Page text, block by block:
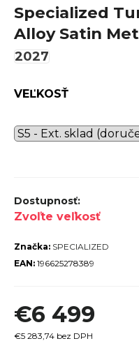
produktu
je
0,0
z
hviezdičiek.
Specialized
Alloy Satin
2027
VEĽKOSŤ
Zvoľte veľkosť
Značka: SPECIALIZED
EAN: 196625278389
€6 499
€5 283,74 bez DPH
O
p
o
č
a
m
e